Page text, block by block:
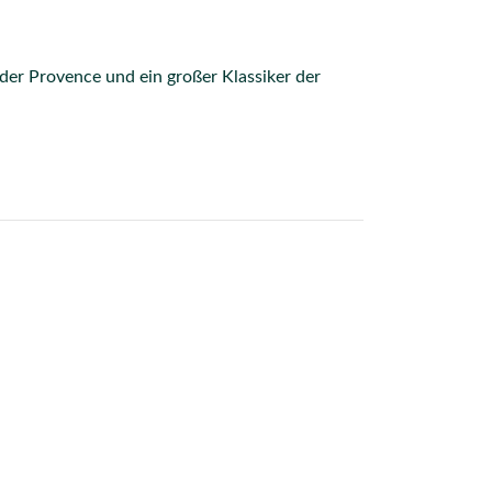
Provence und ein großer Klassiker der